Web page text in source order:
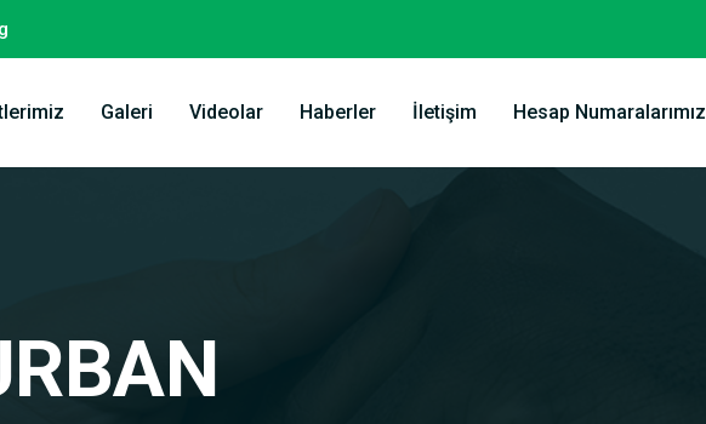
Galeri Videolar Haberler İletişim Hesap Numaralarımız